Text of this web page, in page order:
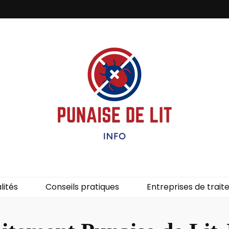
Conseils pratiques Entreprises de